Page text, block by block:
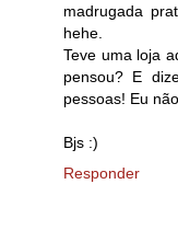
madrugada
hehe.
Teve uma loja
pensou? E
pessoas! Eu
Bjs :)
Responder